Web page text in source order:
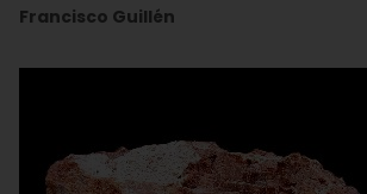
Francisco Guillén